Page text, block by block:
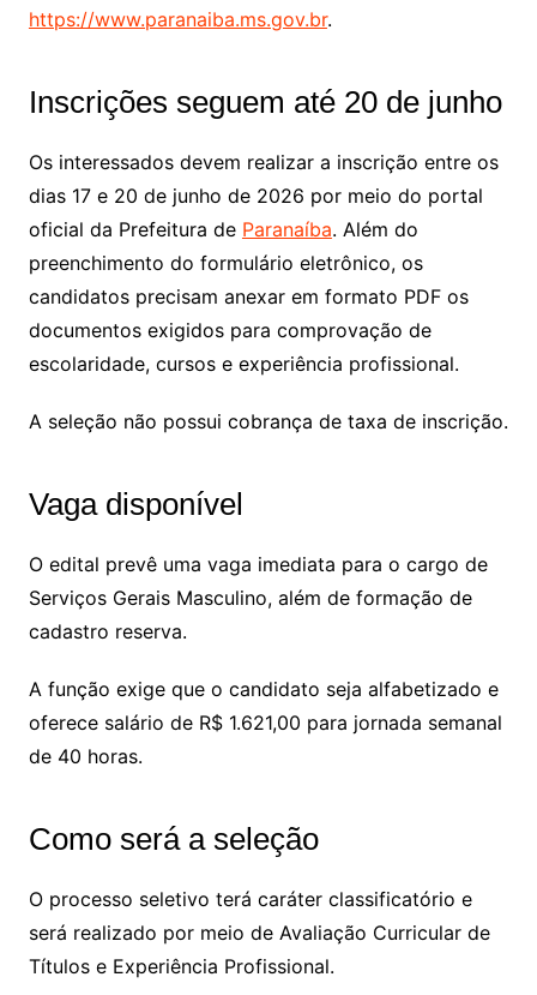
https://www.paranaiba.ms.gov.br.
Inscrições seguem até 20 de junho
Os interessados devem realizar a inscrição entre os
dias 17 e 20 de junho de 2026 por meio do portal
oficial da Prefeitura de Paranaíba. Além do
preenchimento do formulário eletrônico, os
candidatos precisam anexar em formato PDF os
documentos exigidos para comprovação de
escolaridade, cursos e experiência profissional.
A seleção não possui cobrança de taxa de inscrição.
Vaga disponível
O edital prevê uma vaga imediata para o cargo de
Serviços Gerais Masculino, além de formação de
cadastro reserva.
A função exige que o candidato seja alfabetizado e
oferece salário de R$ 1.621,00 para jornada semanal
de 40 horas.
Como será a seleção
O processo seletivo terá caráter classificatório e
será realizado por meio de Avaliação Curricular de
Títulos e Experiência Profissional.